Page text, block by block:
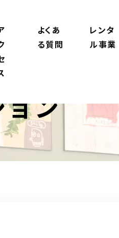
よくあ
る質問
レンタ
ル事業
ョン